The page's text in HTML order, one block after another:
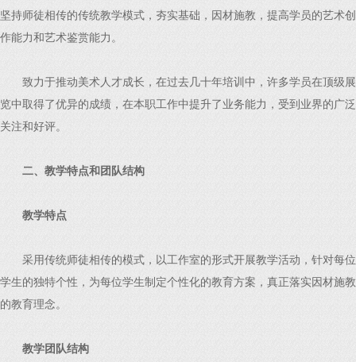
坚持师徒相传的传统教学模式，夯实基础，因材施教，提高学员的艺术创
作能力和艺术鉴赏能力。
致力于推动美术人才成长，在过去几十年培训中，许多学员在顶级展
览中取得了优异的成绩，在本职工作中提升了业务能力，受到业界的广泛
关注和好评。
二、教学特点和团队结构
教学特点
采用传统师徒相传的模式，以工作室的形式开展教学活动，针对每位
学生的独特个性，为每位学生制定个性化的教育方案，真正落实因材施教
的教育理念。
教学团队结构